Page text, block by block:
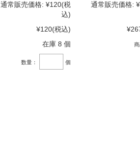
通常販売価格: ¥120(税
込)
¥120(税込)
在庫 8 個
数量： 個
通常販売価格: